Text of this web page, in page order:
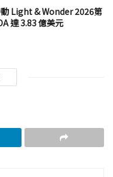
Light & Wonder 2026第
達 3.83 億美元